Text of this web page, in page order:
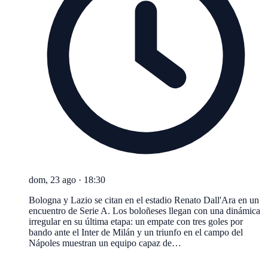
dom, 23 ago · 18:30
Bologna y Lazio se citan en el estadio Renato Dall'Ara en un
encuentro de Serie A. Los boloñeses llegan con una dinámica
irregular en su última etapa: un empate con tres goles por
bando ante el Inter de Milán y un triunfo en el campo del
Nápoles muestran un equipo capaz de…